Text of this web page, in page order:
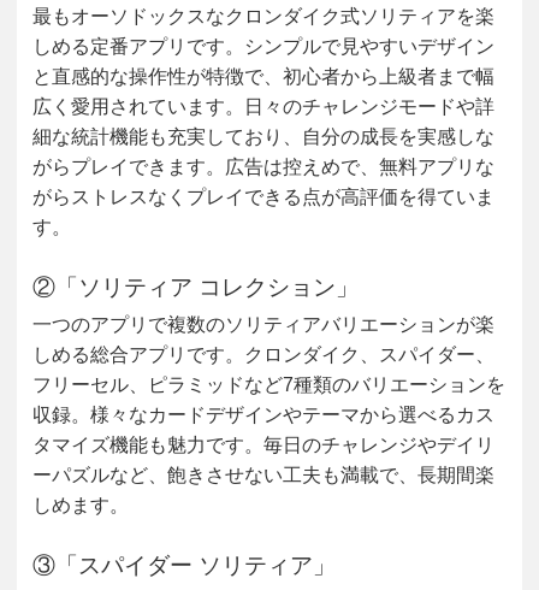
最もオーソドックスなクロンダイク式ソリティアを楽
しめる定番アプリです。シンプルで見やすいデザイン
と直感的な操作性が特徴で、初心者から上級者まで幅
広く愛用されています。日々のチャレンジモードや詳
細な統計機能も充実しており、自分の成長を実感しな
がらプレイできます。広告は控えめで、無料アプリな
がらストレスなくプレイできる点が高評価を得ていま
す。
②「ソリティア コレクション」
一つのアプリで複数のソリティアバリエーションが楽
しめる総合アプリです。クロンダイク、スパイダー、
フリーセル、ピラミッドなど7種類のバリエーションを
収録。様々なカードデザインやテーマから選べるカス
タマイズ機能も魅力です。毎日のチャレンジやデイリ
ーパズルなど、飽きさせない工夫も満載で、長期間楽
しめます。
③「スパイダー ソリティア」